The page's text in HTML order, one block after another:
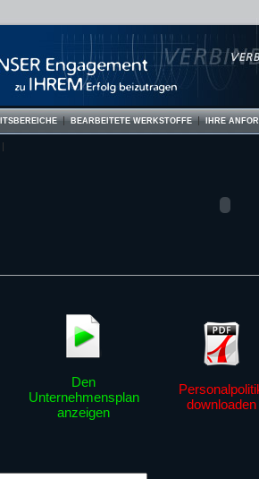
BEARBEITETE WERKSTOFFE IHRE
Den
Unternehmensplan
anzeigen
downloaden